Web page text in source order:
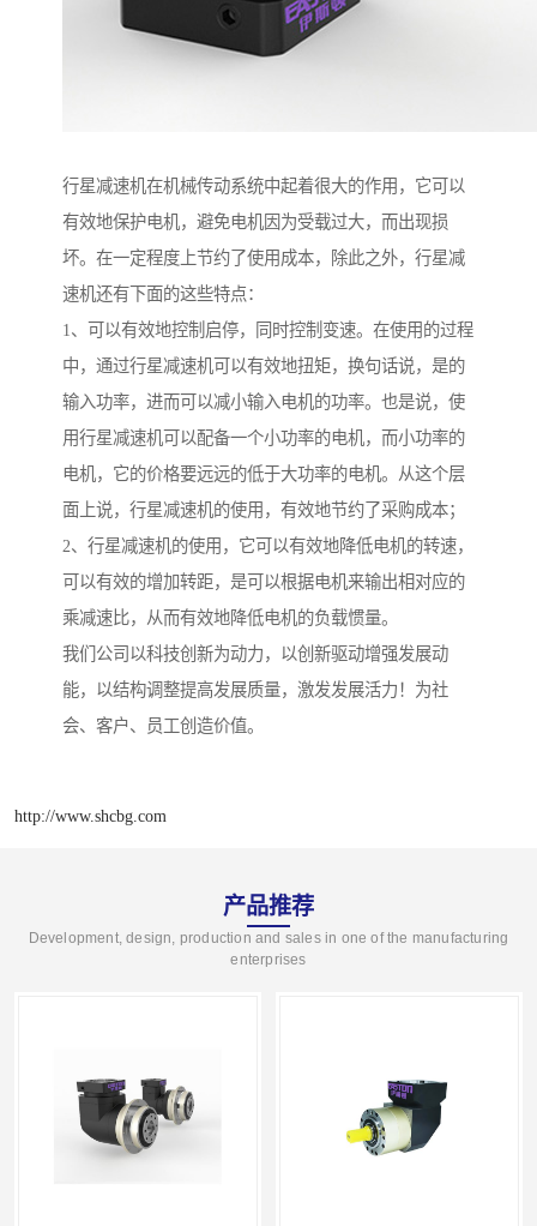
行星减速机在机械传动系统中起着很大的作用，它可以
有效地保护电机，避免电机因为受载过大，而出现损
坏。在一定程度上节约了使用成本，除此之外，行星减
速机还有下面的这些特点：
1、可以有效地控制启停，同时控制变速。在使用的过程
中，通过行星减速机可以有效地扭矩，换句话说，是的
输入功率，进而可以减小输入电机的功率。也是说，使
用行星减速机可以配备一个小功率的电机，而小功率的
电机，它的价格要远远的低于大功率的电机。从这个层
面上说，行星减速机的使用，有效地节约了采购成本；
2、行星减速机的使用，它可以有效地降低电机的转速，
可以有效的增加转距，是可以根据电机来输出相对应的
乘减速比，从而有效地降低电机的负载惯量。
我们公司以科技创新为动力，以创新驱动增强发展动
能，以结构调整提高发展质量，激发发展活力！为社
会、客户、员工创造价值。
http://www.shcbg.com
产品推荐
Development, design, production and sales in one of the manufacturing
enterprises